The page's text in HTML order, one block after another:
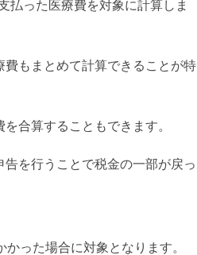
払った医療費を対象に計算しま
もまとめて計算できることが特
合算することもできます。
を行うことで税金の一部が戻っ
った場合に対象となります。